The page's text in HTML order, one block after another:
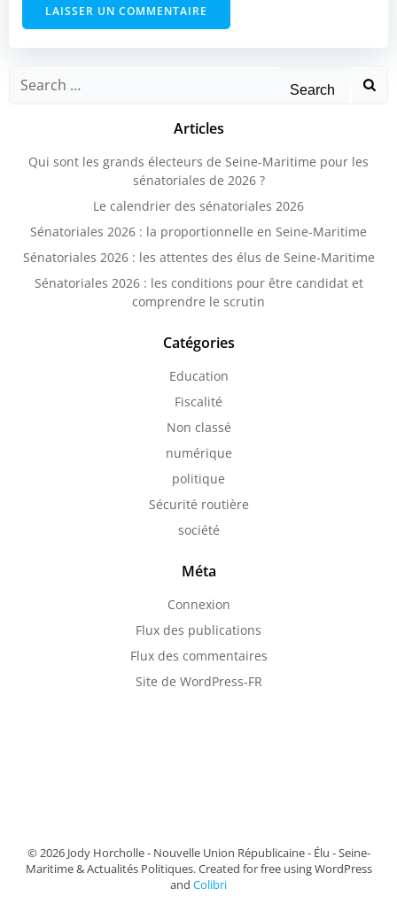
for:
Articles
Qui sont les grands électeurs de Seine-Maritime pour les
sénatoriales de 2026 ?
Le calendrier des sénatoriales 2026
Sénatoriales 2026 : la proportionnelle en Seine-Maritime
Sénatoriales 2026 : les attentes des élus de Seine-Maritime
Sénatoriales 2026 : les conditions pour être candidat et
comprendre le scrutin
Catégories
Education
Fiscalité
Non classé
numérique
politique
Sécurité routière
société
Méta
Connexion
Flux des publications
Flux des commentaires
Site de WordPress-FR
© 2026 Jody Horcholle - Nouvelle Union Républicaine - Élu - Seine-
Maritime & Actualités Politiques. Created for free using WordPress
and Colibri